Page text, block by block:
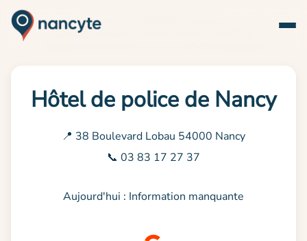
Hôtel de police de Nancy
📍 38 Boulevard Lobau 54000 Nancy
📞 03 83 17 27 37
Aujourd'hui : Information manquante